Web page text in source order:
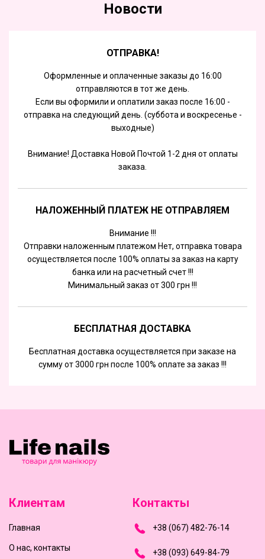
Новости
ОТПРАВКА!
Оформленные и оплаченные заказы до 16:00
отправляются в тот же день.
Если вы оформили и оплатили заказ после 16:00 -
отправка на следующий день. (суббота и воскресенье -
выходные)
Внимание! Доставка Новой Почтой 1-2 дня от оплаты
заказа.
НАЛОЖЕННЫЙ ПЛАТЕЖ НЕ ОТПРАВЛЯЕМ
Внимание !!!
Отправки наложенным платежом Нет, отправка товара
осуществляется после 100% оплаты за заказ на карту
банка или на расчетный счет !!!
Минимальный заказ от 300 грн !!!
БЕСПЛАТНАЯ ДОСТАВКА
Бесплатная доставка осуществляется при заказе на
сумму от 3000 грн после 100% оплате за заказ !!!
Клиентам
Главная
О нас, контакты
Контакты
+38 (067) 482-76-14
+38 (093) 649-84-79